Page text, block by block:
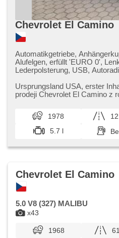
Chevrolet El Camino
Automatikgetriebe,
Alufelgen, erfüllt 'EURO 0',
Lederpolsterung, USB,
Ursprungsland USA,​ erster
prodeji Chevrolet El Camino z roku 1978.
1978
5.7 l
x43
Chevrolet El Camino
5.0 V8 (327) MALIBU
1968